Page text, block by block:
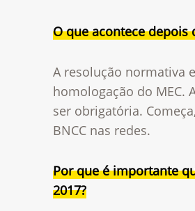
O que acontece depois
A resolução normativa
homologação do MEC.
ser obrigatória.
BNCC nas redes.
Por que é importante
2017?